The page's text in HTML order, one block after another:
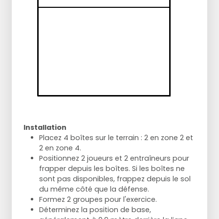
Installation
Placez 4 boîtes sur le terrain : 2 en zone 2 et
2 en zone 4.
Positionnez 2 joueurs et 2 entraîneurs pour
frapper depuis les boîtes. Si les boîtes ne
sont pas disponibles, frappez depuis le sol
du même côté que la défense.
Formez 2 groupes pour l'exercice.
Déterminez la position de base,